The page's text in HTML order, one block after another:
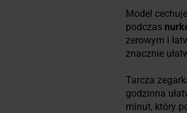
Model
podczas
zerowym i
znacznie
Tarcza
godzinna
minut, który